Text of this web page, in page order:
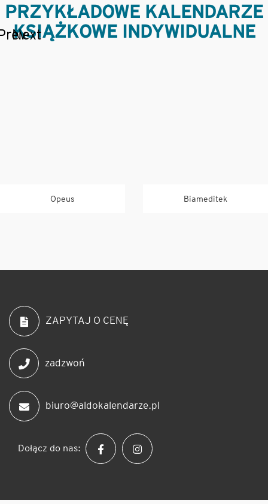
PRZYKŁADOWE KALENDARZE
KSIĄŻKOWE INDYWIDUALNE
Opeus Biameditek
Next
ZAPYTAJ O CENĘ
zadzwoń
biuro@aldokalendarze.pl
Dołącz do nas: